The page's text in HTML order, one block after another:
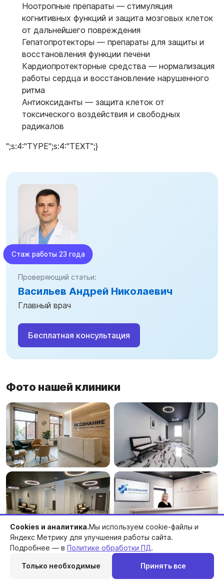
Ноотропные препараты — стимуляция
когнитивных функций и защита мозговых клеток
от дальнейшего повреждения
Гепатопротекторы — препараты для защиты и
восстановления функции печени
Кардиопротекторные средства — нормализация
работы сердца и восстановление нарушенного
ритма
Антиоксиданты — защита клеток от
токсического воздействия и свободных
радикалов
";s:4:"TYPE";s:4:"TEXT";}
Стаж работы 23 года
Проверяющий статьи:
Васильев Андрей Николаевич
Главный врач
Бесплатная консультация
Фото нашей клиники
Cookies и аналитика.Мы используем cookie-файлы и
Яндекс Метрику для улучшения работы сайта.
Подробнее — в Политике обработки ПД.
Только необходимые Принять все